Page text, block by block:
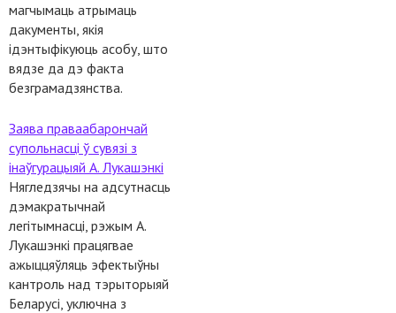
магчымаць атрымаць
дакументы, якія
ідэнтыфікуюць асобу, што
вядзе да дэ факта
безграмадзянства.
Заява праваабарончай
супольнасці ў сувязі з
інаўгурацыяй А. Лукашэнкі
Нягледзячы на адсутнасць
дэмакратычнай
легітымнасці, рэжым А.
Лукашэнкі працягвае
ажыццяўляць эфектыўны
кантроль над тэрыторыяй
Беларусі, уключна з